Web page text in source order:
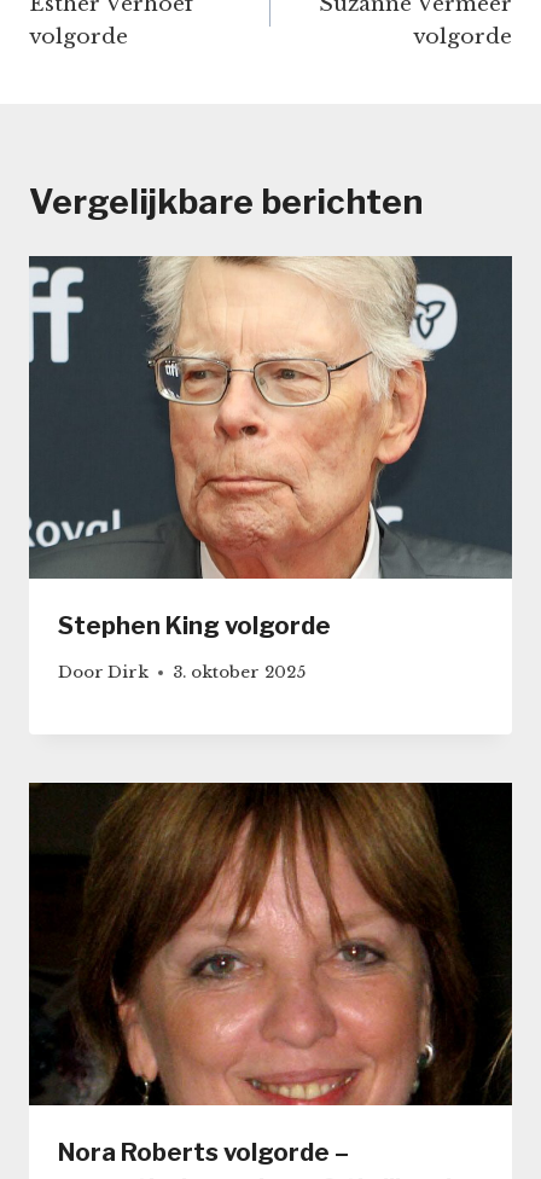
navigatie
volgorde
volgorde
Vergelijkbare berichten
Stephen King volgorde
Door Dirk 3. oktober 2025
Nora Roberts volgorde –